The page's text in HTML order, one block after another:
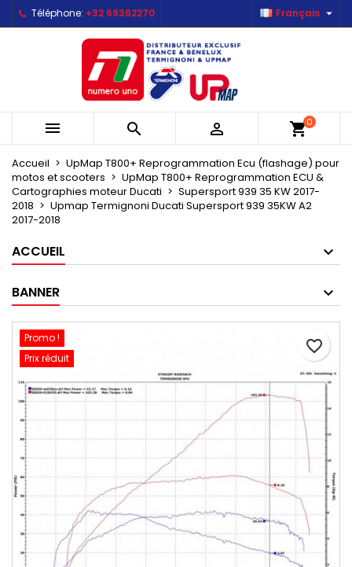
Téléphone: +32 69362270 Français 
   shopping_cart0
Accueil
UpMap T800+ Reprogrammation Ecu (flashage) pour
motos et scooters
UpMap T800+ Reprogrammation ECU &
Cartographies moteur Ducati
Supersport 939 35 KW 2017-
2018
Upmap Termignoni Ducati Supersport 939 35KW A2
2017-2018
ACCUEIL
BANNER
Promo !
Prix réduit
favorite_border
Mes listes d'envies ×
Créer une nouvelle liste
Créer une liste d'envies ×
Nom de la liste d'envies
Connexion ×
Vous devez être connecté pour ajouter des produits
à votre liste d'envies.
Annuler Connexion